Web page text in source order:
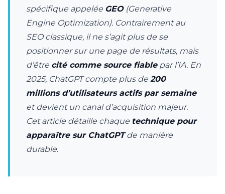
spécifique appelée GEO(Generative
Engine Optimization). Contrairement au
SEO classique, il ne s’agit plus de se
positionner sur une page de résultats, mais
d’être cité comme source fiablepar l’IA. En
2025, ChatGPT compte plus de 200
millions d’utilisateurs actifs par semaine
et devient un canal d’acquisition majeur.
Cet article détaille chaque technique pour
apparaître sur ChatGPTde manière
durable.